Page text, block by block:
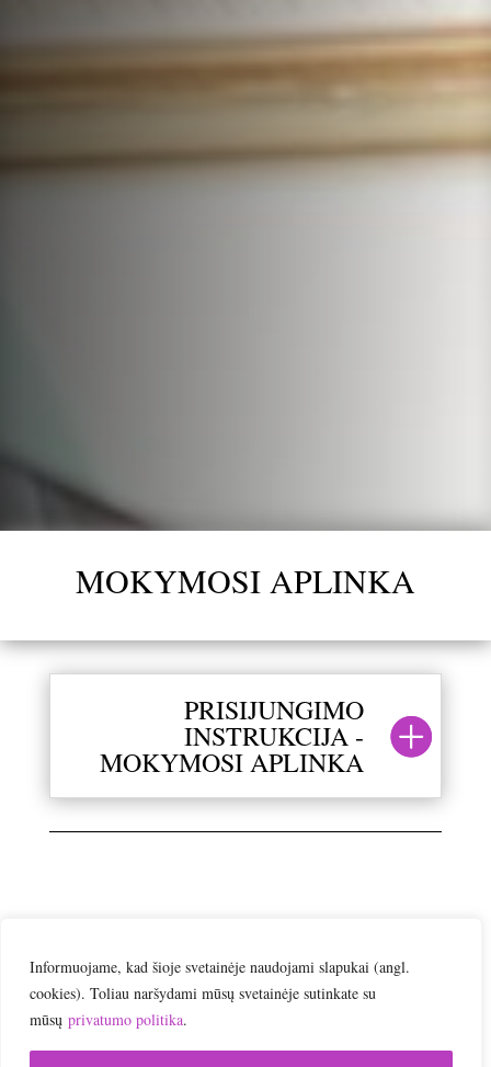
Informuojame, kad šioje svetainėje naudojami slapukai (angl.
cookies). Toliau naršydami mūsų svetainėje sutinkate su
mūsų privatumo politika.
MOKYMOSI APLINKA
PRISIJUNGIMO
INSTRUKCIJA -
MOKYMOSI APLINKA
Vartotojo el.paštas